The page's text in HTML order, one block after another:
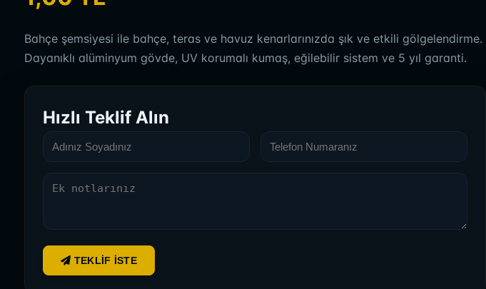
Bahçe şemsiyesi ile bahçe, teras ve havuz kenarlarınızda şık ve etkili gölgelendirme.
Dayanıklı alüminyum gövde, UV korumalı kumaş, eğilebilir sistem ve 5 yıl garanti.
Hızlı Teklif Alın
TEKLIF İSTE